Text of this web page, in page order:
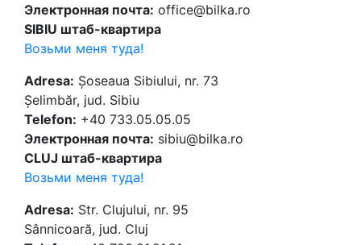
Электронная почта: office@bilka.ro
SIBIU штаб-квартира
Возьми меня туда!
Adresa: Șoseaua Sibiului, nr. 73
Șelimbăr, jud. Sibiu
Telefon: +40 733.05.05.05
Электронная почта: sibiu@bilka.ro
CLUJ штаб-квартира
Возьми меня туда!
Adresa: Str. Clujului, nr. 95
Sânnicoară, jud. Cluj